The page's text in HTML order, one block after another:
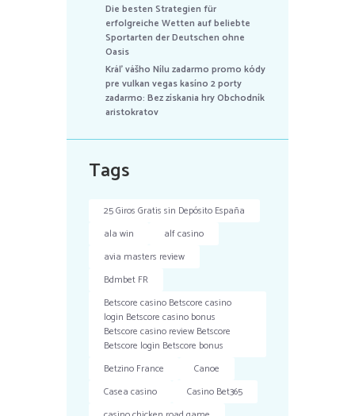
Die besten Strategien für
erfolgreiche Wetten auf beliebte
Sportarten der Deutschen ohne
Oasis
Kráľ vášho Nílu zadarmo promo kódy
pre vulkan vegas kasíno 2 porty
zadarmo: Bez získania hry Obchodník
aristokratov
Tags
25 Giros Gratis sin Depósito España
ala win
alf casino
avia masters review
Bdmbet FR
Betscore casino Betscore casino
login Betscore casino bonus
Betscore casino review Betscore
Betscore login Betscore bonus
Betzino France
Canoe
Casea casino
Casino Bet365